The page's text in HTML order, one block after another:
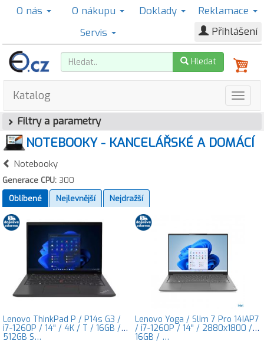
O nás O nákupu Doklady
Reklamace
Servis
Přihlášení
Hledat
Katalog
Filtry a parametry
NOTEBOOKY - KANCELÁŘSKÉ A DOMÁCÍ
Notebooky
Generace CPU: 300
Oblíbené
Nejlevnější Nejdražší
Lenovo ThinkPad P / P14s G3 /
i7-1260P / 14" / 4K / T / 16GB /
512GB S…
Lenovo Yoga / Slim 7 Pro 14IAP7
/ i7-1260P / 14" / 2880x1800 /
16GB / …